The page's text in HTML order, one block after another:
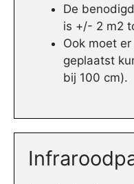
De
is +/- 2 m2
Ook moet
geplaatst
bij 100 cm).